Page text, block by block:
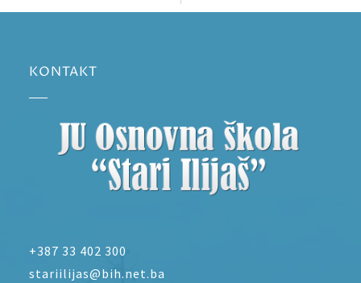
KONTAKT
+387 33 402 300
stariilijas@bih.net.ba